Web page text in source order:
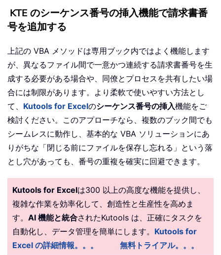
KTE のシーケンス番号の挿入機能で請求書番
号を追加する
上記の VBA メソッドは専用ブック内ではよく機能します
が、異なるファイル間で一意かつ連続する請求書番号を生
成する必要がある場合や、同僚とプロセスを共有したい場
合には制限があります。より柔軟で使いやすい方法とし
て、 Kutools for Excelのシーケンス番号の挿入機能をご
検討ください。このアプローチなら、複数のブック間でも
シームレスに動作し、基本的な VBA ソリューションにあ
りがちな「閉じる前にファイルを保存し忘れる」という落
とし穴があっても、番号の重複を確実に回避できます。
Kutools for Excelは300 以上の高度な機能を提供し、
複雑な作業を効率化して、創造性と生産性を高めま
す。 AI 機能と統合されたKutools は、正確にタスクを
自動化し、データ管理を簡単にします。 Kutools for
Excel の詳細情報。。。
無料トライアル。。。